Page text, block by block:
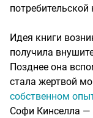
потребительской
Идея книги
получила
Позднее она
стала жертвой
собственном
Софи Кинселла —